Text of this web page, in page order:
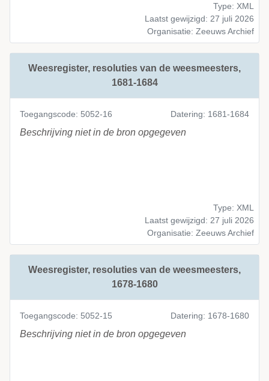
Type: XML
Laatst gewijzigd: 27 juli 2026
Organisatie: Zeeuws Archief
Weesregister, resoluties van de weesmeesters,
1681-1684
Toegangscode: 5052-16 Datering: 1681-1684
Beschrijving niet in de bron opgegeven
Type: XML
Laatst gewijzigd: 27 juli 2026
Organisatie: Zeeuws Archief
Weesregister, resoluties van de weesmeesters,
1678-1680
Toegangscode: 5052-15 Datering: 1678-1680
Beschrijving niet in de bron opgegeven